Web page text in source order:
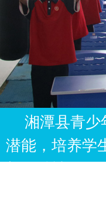
湘潭县青少
潜能，培养学